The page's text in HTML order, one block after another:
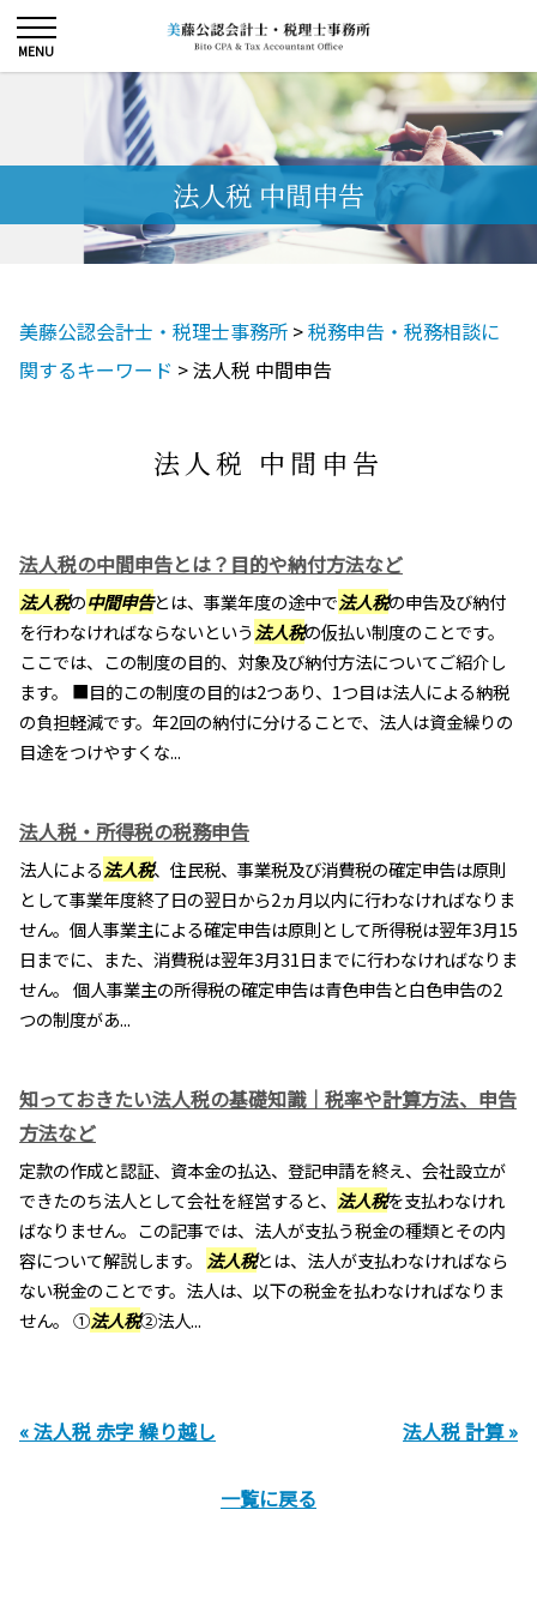
法人税 中間申告
美藤公認会計士・税理士事務所 >税務申告・税務相談に
関するキーワード >法人税 中間申告
法人税 中間申告
法人税の中間申告とは？目的や納付方法など
法人税の中間申告とは、事業年度の途中で法人税の申告及び納付
を行わなければならないという法人税の仮払い制度のことです。
ここでは、この制度の目的、対象及び納付方法についてご紹介し
ます。 ■目的この制度の目的は2つあり、1つ目は法人による納税
の負担軽減です。年2回の納付に分けることで、法人は資金繰りの
目途をつけやすくな...
法人税・所得税の税務申告
法人による法人税、住民税、事業税及び消費税の確定申告は原則
として事業年度終了日の翌日から2ヵ月以内に行わなければなりま
せん。個人事業主による確定申告は原則として所得税は翌年3月15
日までに、また、消費税は翌年3月31日までに行わなければなりま
せん。 個人事業主の所得税の確定申告は青色申告と白色申告の2
つの制度があ...
知っておきたい法人税の基礎知識｜税率や計算方法、申告
方法など
定款の作成と認証、資本金の払込、登記申請を終え、会社設立が
できたのち法人として会社を経営すると、 法人税を支払わなけれ
ばなりません。この記事では、法人が支払う税金の種類とその内
容について解説します。 法人税とは、法人が支払わなければなら
ない税金のことです。法人は、以下の税金を払わなければなりま
せん。 ①法人税②法人...
« 法人税 赤字 繰り越し 法人税 計算 »
一覧に戻る